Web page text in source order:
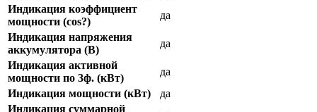
Индикация коэффициент
мощности (cos?)
да
Индикация напряжения
аккумулятора (В)
да
Индикация активной
мощности по 3ф. (кВт)
да
Индикация мощности (кВт)
да
Индикация суммарной